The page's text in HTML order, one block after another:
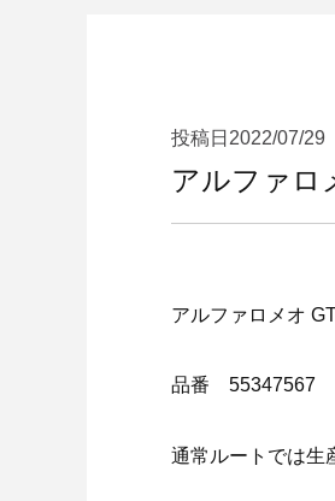
投稿日 2022/07/29
アルファロ
アルファロメオ
品番 55347567
通常ルートでは生